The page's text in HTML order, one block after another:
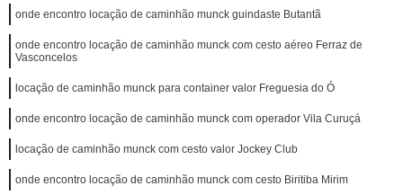
onde encontro locação de caminhão munck guindaste Butantã
onde encontro locação de caminhão munck com cesto aéreo Ferraz de
Vasconcelos
locação de caminhão munck para container valor Freguesia do Ó
onde encontro locação de caminhão munck com operador Vila Curuçá
locação de caminhão munck com cesto valor Jockey Club
onde encontro locação de caminhão munck com cesto Biritiba Mirim